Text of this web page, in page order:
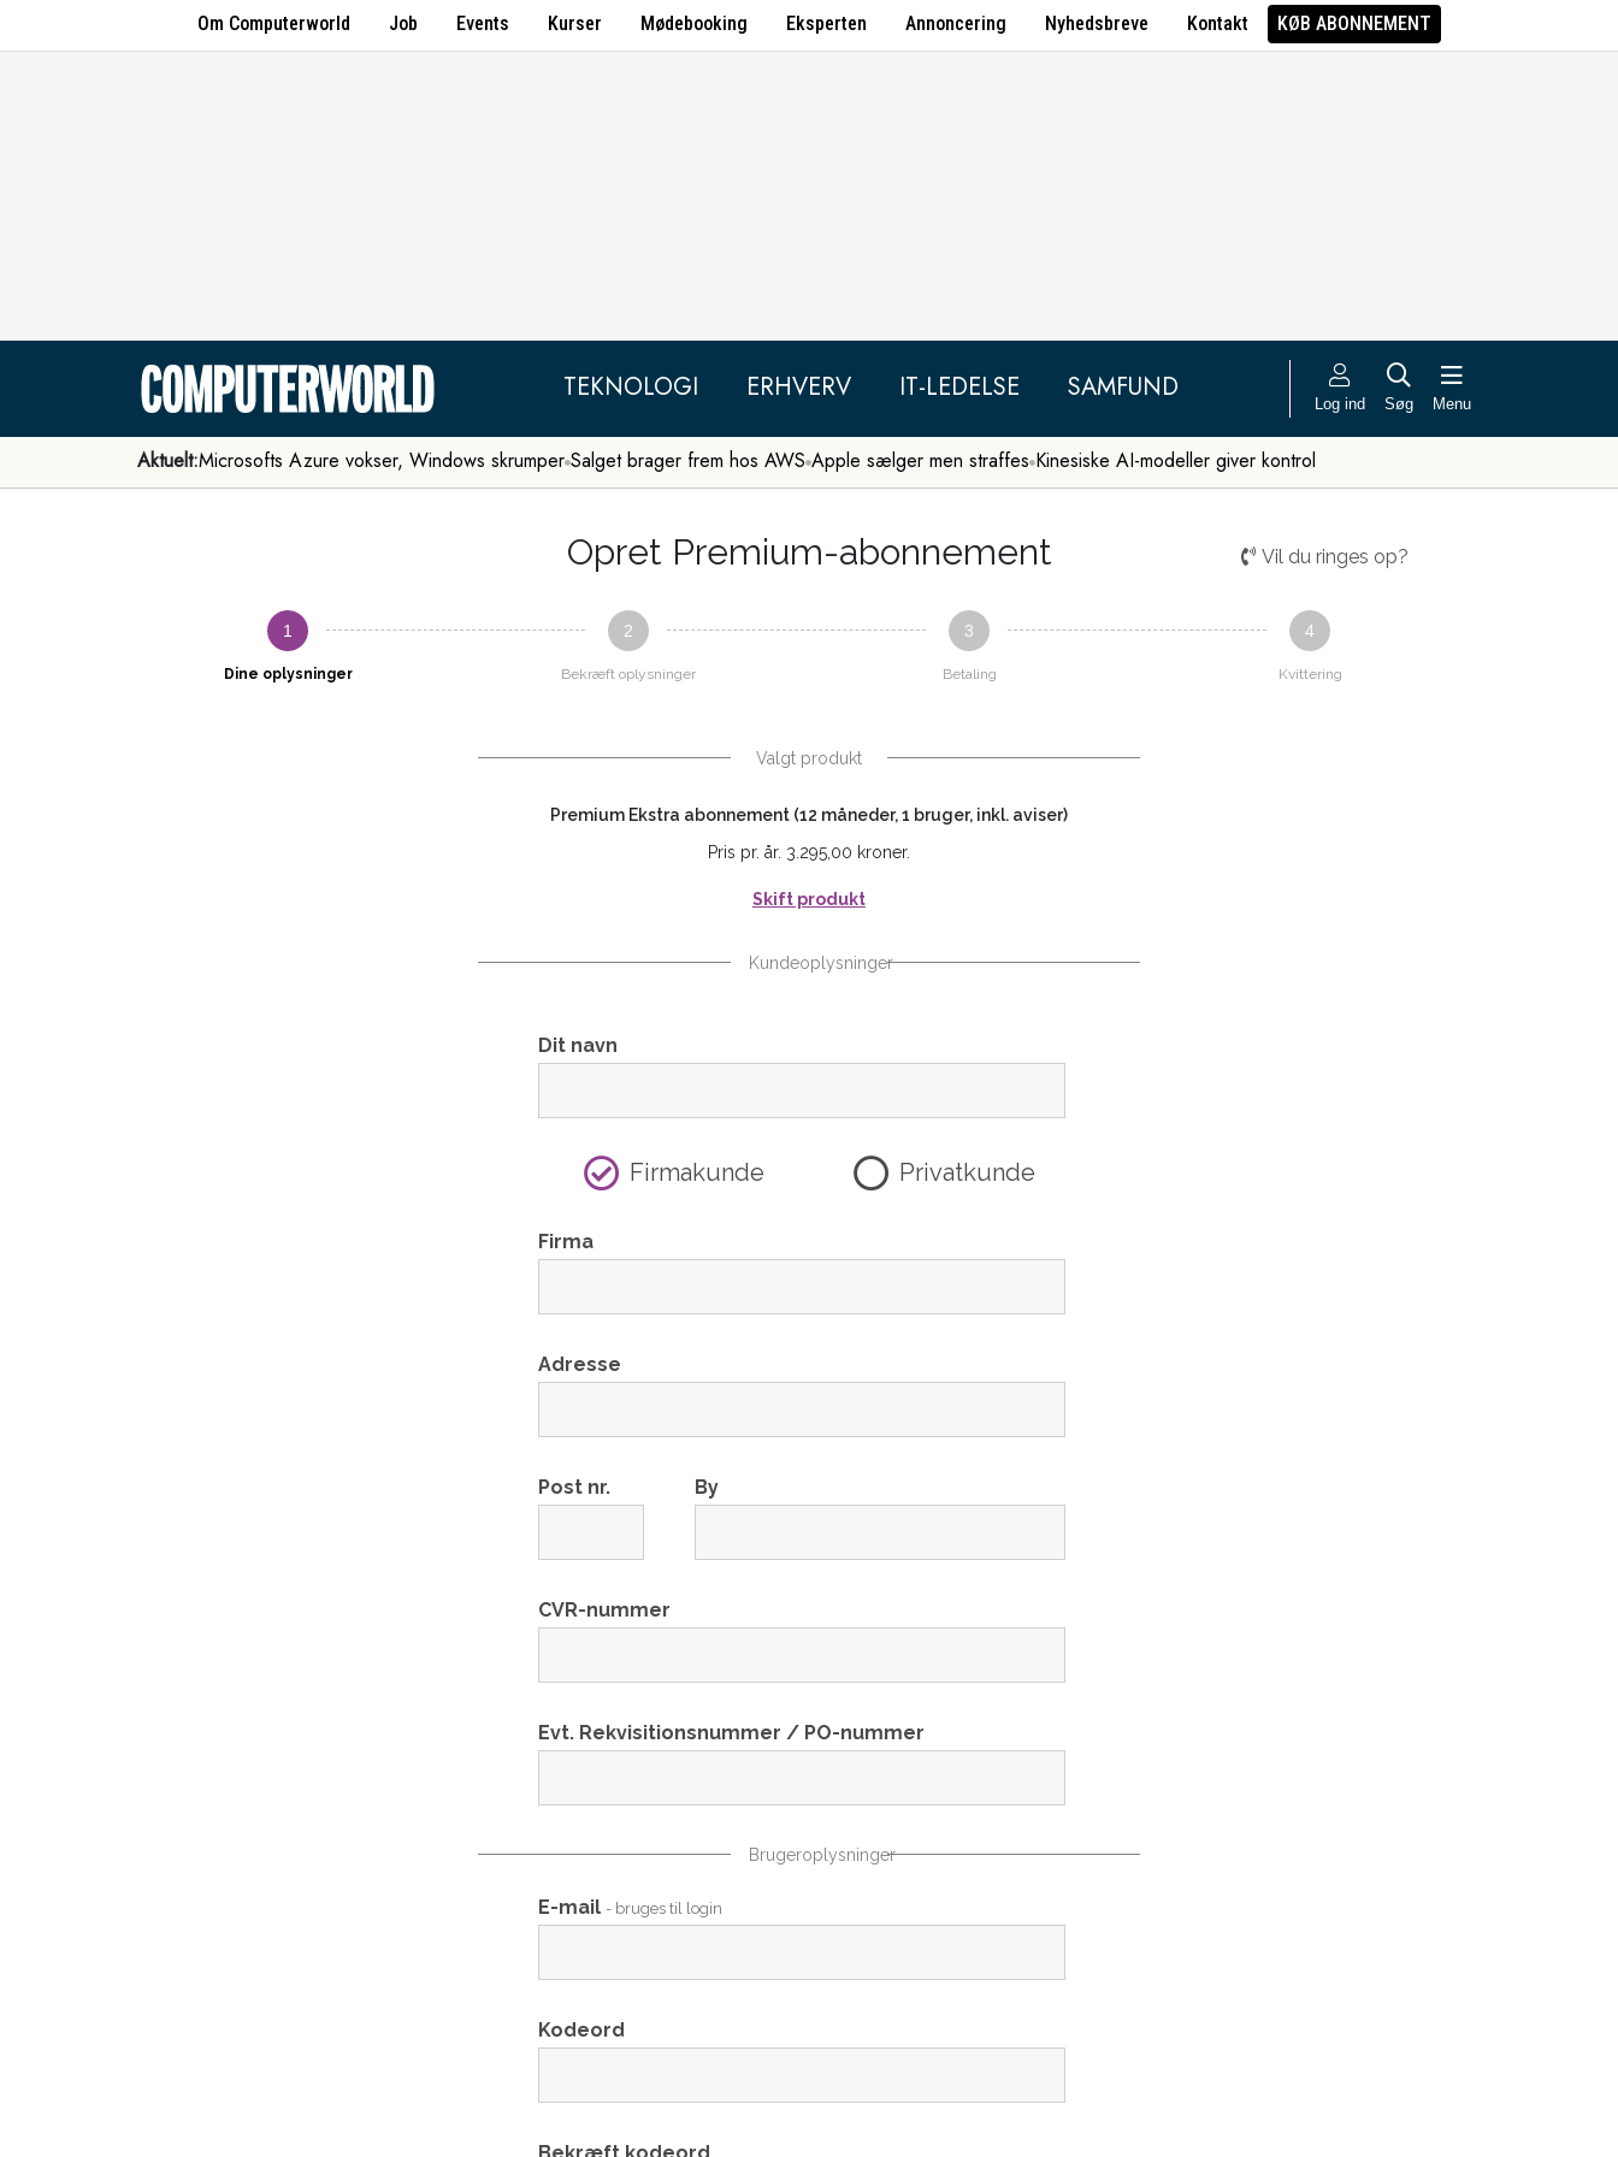
Om Computerworld Job Events Kurser Mødebooking Eksperten Annoncering Nyhedsbreve Kontakt KØB ABONNEMENT
TEKNOLOGI ERHVERV IT-LEDELSE SAMFUND Log ind Søg Menu
Aktuelt:Microsofts Azure vokser, Windows skrumper Salget brager frem hos AWS Apple sælger men straffes Kinesiske AI-modeller giver kontrol
Opret Premium-abonnement Vil du ringes op?
1
Dine oplysninger
2
Bekræft oplysninger
3
Betaling
4
Kvittering
Valgt produkt
Premium Ekstra abonnement (12 måneder, 1 bruger, inkl. aviser)
Pris pr. år. 3.295,00 kroner.
Skift produkt
Kundeoplysninger
Dit navn
Firmakunde Privatkunde
Firma
Adresse
Post nr. By
CVR-nummer
Evt. Rekvisitionsnummer / PO-nummer
Brugeroplysninger
E-mail - bruges til login
Kodeord